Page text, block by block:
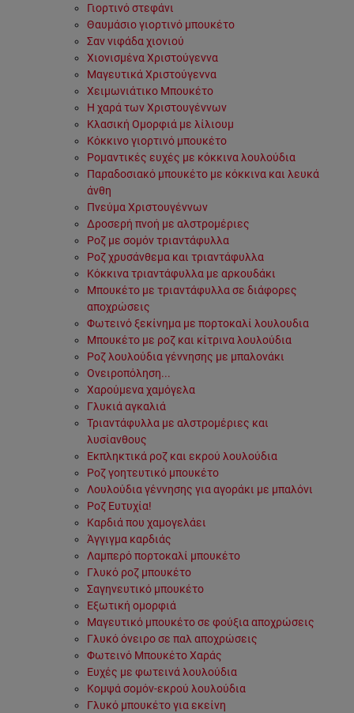
Γιορτινό στεφάνι
Θαυμάσιο γιορτινό μπουκέτο
Σαν νιφάδα χιονιού
Χιονισμένα Χριστούγεννα
Μαγευτικά Χριστούγεννα
Χειμωνιάτικο Μπουκέτο
Η χαρά των Χριστουγέννων
Κλασική Ομορφιά με λίλιουμ
Κόκκινο γιορτινό μπουκέτο
Ρομαντικές ευχές με κόκκινα λουλούδια
Παραδοσιακό μπουκέτο με κόκκινα και λευκά
άνθη
Πνεύμα Χριστουγέννων
Δροσερή πνοή με αλστρομέριες
Ροζ με σομόν τριαντάφυλλα
Ροζ χρυσάνθεμα και τριαντάφυλλα
Κόκκινα τριαντάφυλλα με αρκουδάκι
Μπουκέτο με τριαντάφυλλα σε διάφορες
αποχρώσεις
Φωτεινό ξεκίνημα με πορτοκαλί λουλουδια
Μπουκέτο με ροζ και κίτρινα λουλούδια
Ροζ λουλούδια γέννησης με μπαλονάκι
Ονειροπόληση...
Χαρούμενα χαμόγελα
Γλυκιά αγκαλιά
Τριαντάφυλλα με αλστρομέριες και
λυσίανθους
Εκπληκτικά ροζ και εκρού λουλούδια
Ροζ γοητευτικό μπουκέτο
Λουλούδια γέννησης για αγοράκι με μπαλόνι
Ροζ Ευτυχία!
Καρδιά που χαμογελάει
Άγγιγμα καρδιάς
Λαμπερό πορτοκαλί μπουκέτο
Γλυκό ροζ μπουκέτο
Σαγηνευτικό μπουκέτο
Εξωτική ομορφιά
Μαγευτικό μπουκέτο σε φούξια αποχρώσεις
Γλυκό όνειρο σε παλ αποχρώσεις
Φωτεινό Μπουκέτο Χαράς
Ευχές με φωτεινά λουλούδια
Κομψά σομόν-εκρού λουλούδια
Γλυκό μπουκέτο για εκείνη